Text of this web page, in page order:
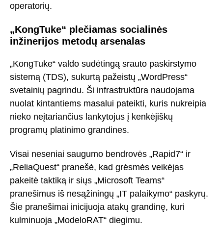
operatorių.
„KongTuke“ plečiamas socialinės
inžinerijos metodų arsenalas
„KongTuke“ valdo sudėtingą srauto paskirstymo
sistemą (TDS), sukurtą pažeistų „WordPress“
svetainių pagrindu. Ši infrastruktūra naudojama
nuolat kintantiems masalui pateikti, kuris nukreipia
nieko neįtariančius lankytojus į kenkėjiškų
programų platinimo grandines.
Visai neseniai saugumo bendrovės „Rapid7“ ir
„ReliaQuest“ pranešė, kad grėsmės veikėjas
pakeitė taktiką ir siųs „Microsoft Teams“
pranešimus iš nesąžiningų „IT palaikymo“ paskyrų.
Šie pranešimai inicijuoja atakų grandinę, kuri
kulminuoja „ModeloRAT“ diegimu.